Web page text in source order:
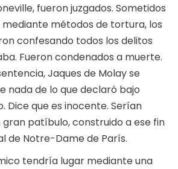
fueron juzgados. Sometidos
métodos de tortura, los
confesando todos los delitos
Fueron condenados a muerte.
Jaques de Molay se
nada de lo que declaró bajo
Dice que es inocente. Serían
patíbulo, construido a ese fin
de Notre-Dame de París.
tendría lugar mediante una